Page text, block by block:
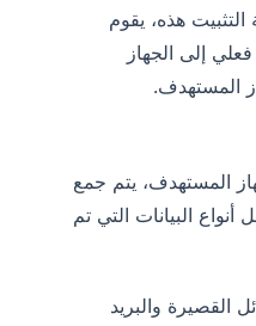
هذه، يقوم
إلى الجهاز
المستهدف.
المستهدف، يتم جمع
البيانات التي تم
القصيرة والبريد